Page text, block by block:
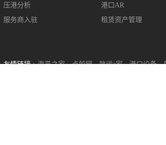
压港分析
服务商入驻
港口AR
租赁资产管理
友情链接 : 海员之家 点船网 航运e家 港口设备